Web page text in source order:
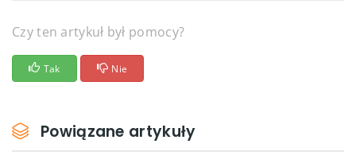
Czy ten artykuł był pomocy?
Tak Nie
Powiązane artykuły